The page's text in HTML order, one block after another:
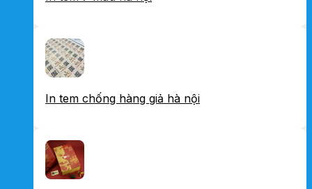
In tem chống hàng giả hà nội